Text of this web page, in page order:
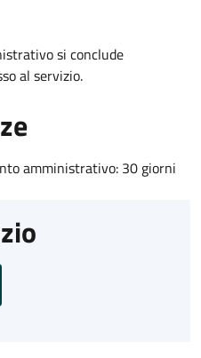
si conclude
al servizio.
amministrativo: 30 giorni